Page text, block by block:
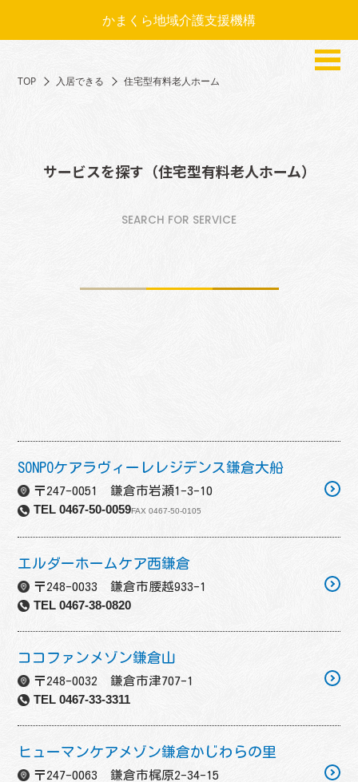
かまくら地域介護支援機構
TOP 入居できる 住宅型有料老人ホーム
サービスを探す（住宅型有料老人ホーム）
SEARCH FOR SERVICE
SONPOケアラヴィーレレジデンス鎌倉大船
〒247-0051 鎌倉市岩瀬1-3-10
TEL 0467-50-0059FAX 0467-50-0105
エルダーホームケア西鎌倉
〒248-0033 鎌倉市腰越933-1
TEL 0467-38-0820
ココファンメゾン鎌倉山
〒248-0032 鎌倉市津707-1
TEL 0467-33-3311
ヒューマンケアメゾン鎌倉かじわらの里
〒247-0063 鎌倉市梶原2-34-15